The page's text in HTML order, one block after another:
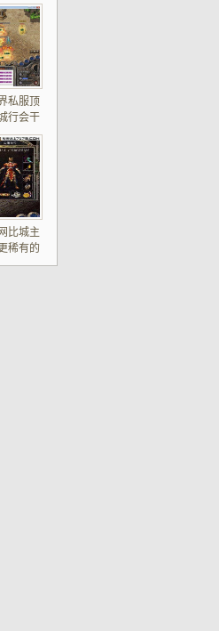
私服顶
行会干
法05
比城主
稀有的
第一甲